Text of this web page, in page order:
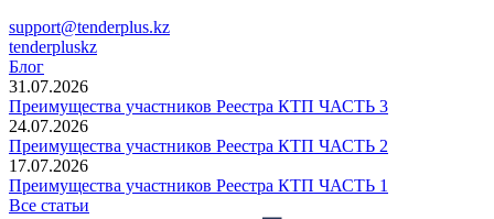
support@tenderplus.kz
tenderpluskz
Блог
31.07.2026
Преимущества участников Реестра КТП ЧАСТЬ 3
24.07.2026
Преимущества участников Реестра КТП ЧАСТЬ 2
17.07.2026
Преимущества участников Реестра КТП ЧАСТЬ 1
Все статьи